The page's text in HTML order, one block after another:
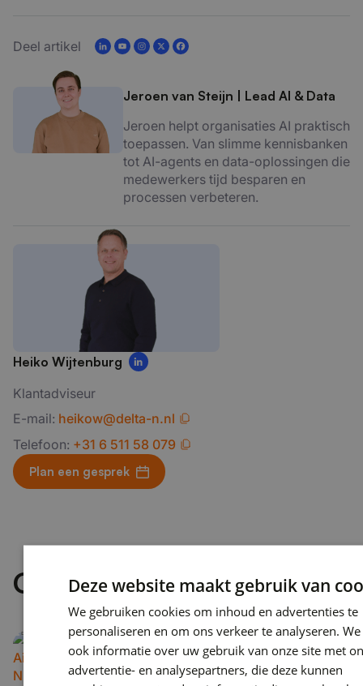
Jeroen van Steijn
Lead AI & Data
Jeroen helpt organisaties AI praktisch
toepassen. Van slimme kennisbanken
tot AI-agents en data-oplossingen die
medewerkers tijd besparen en
processen verbeteren.
Deel artikel
Heiko Wijtenburg
Klantadviseur
E-mail: heikow@delta-n.nl
Telefoon: +31 6 511 58 079
Plan een gesprek
Gerelateerde artikelen
Microsoft
Deze website maakt gebruik van
We gebruiken cookies om inhoud en advertenties te
personaliseren en om ons verkeer te analyseren.
ook informatie over uw gebruik van onze site met
advertentie- en analysepartners, die deze kunnen